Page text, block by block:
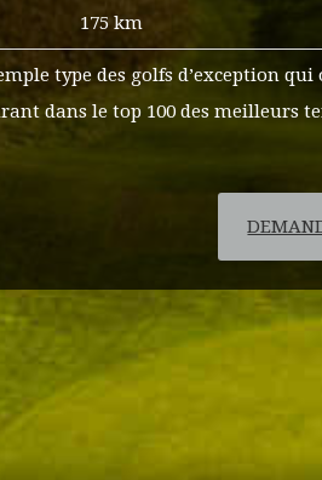
175 km
type des golfs d’exception
dans le top 100 des meilleurs